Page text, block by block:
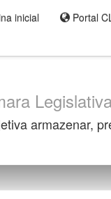
inicial Portal
armazenar,